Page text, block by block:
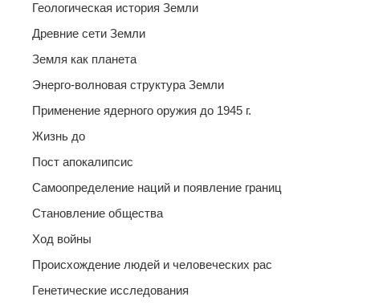
Геологическая история Земли
Древние сети Земли
Земля как планета
Энерго-волновая структура Земли
Применение ядерного оружия до 1945 г.
Жизнь до
Пост апокалипсис
Самоопределение наций и появление границ
Становление общества
Ход войны
Происхождение людей и человеческих рас
Генетические исследования